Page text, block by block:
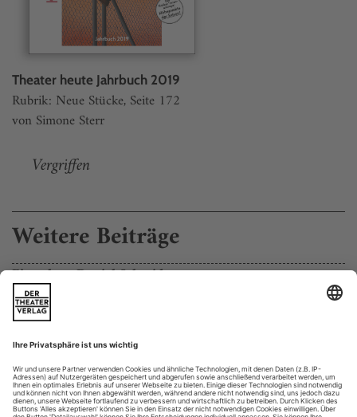
Theater heute Jahrbuch 2019
Rubrik: Neue Stücke, Seite 172
von Simone Sterr
Vergriffen
Weitere Beiträge
Ein echter Daniel Schmid
Beim Atelier-Rundgang der Berliner Univer­sität der Künste
2014 stand da ein ominöser schwarzer Kubus mit zwei
grünen Knöpfen. Das Betätigen des einen Knopfes generierte
Betätigen des anderen Knopfes wurde ebendiese Zahl auf
einen weißen Sticker gedruckt.